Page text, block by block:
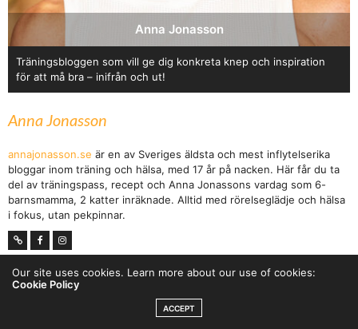
Anna Jonasson
Träningsbloggen som vill ge dig konkreta knep och inspiration
för att må bra – inifrån och ut!
Anna Jonasson
annajonasson.se är en av Sveriges äldsta och mest inflytelserika
bloggar inom träning och hälsa, med 17 år på nacken. Här får du ta
del av träningspass, recept och Anna Jonassons vardag som 6-
barnsmamma, 2 katter inräknade. Alltid med rörelseglädje och hälsa
i fokus, utan pekpinnar.
Our site uses cookies. Learn more about our use of cookies:
Cookie Policy
ACCEPT